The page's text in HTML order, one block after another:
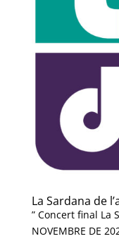
La Sardana de
” Concert final La
NOVEMBRE DE